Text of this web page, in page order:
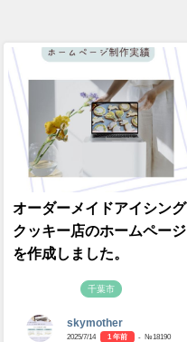
オーダーメイドアイシング
クッキー店のホームページ
を作成しました。
千葉市
skymother
2025/7/14 1 年前
- №18190